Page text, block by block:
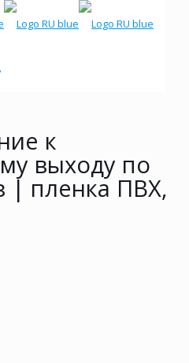
к
выходу по
| пленка ПВХ,